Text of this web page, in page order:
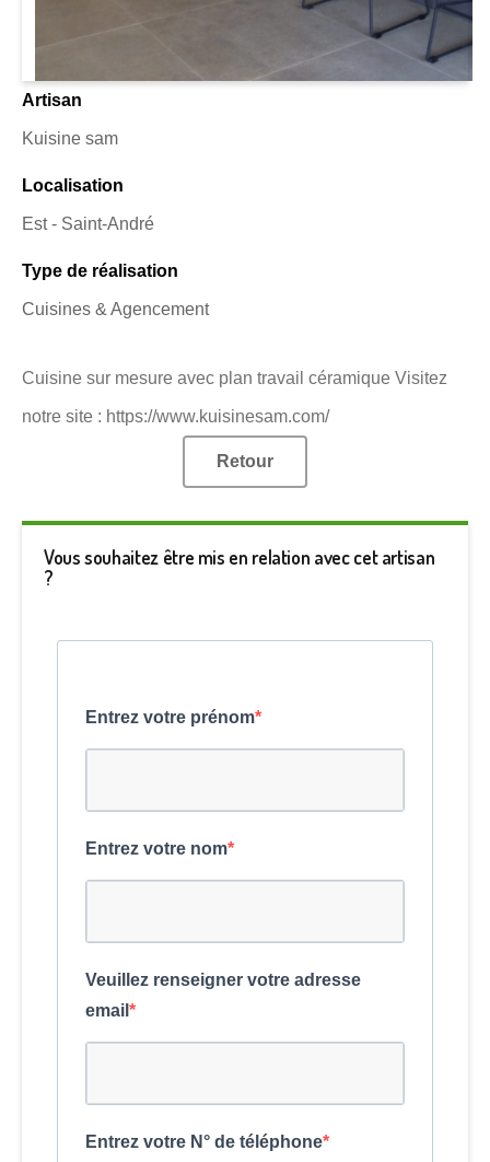
Artisan
Kuisine sam
Localisation
Est - Saint-André
Type de réalisation
Cuisines & Agencement
Cuisine sur mesure avec plan travail céramique Visitez
notre site : https://www.kuisinesam.com/
Retour
Vous souhaitez être mis en relation avec cet artisan
?
Entrez votre prénom
Entrez votre nom
Veuillez renseigner votre adresse
email
Entrez votre N° de téléphone